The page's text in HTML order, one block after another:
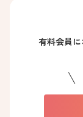
有料会員